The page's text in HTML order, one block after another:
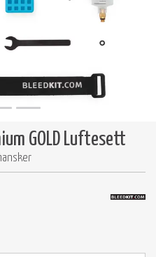
GOLD Luftesett